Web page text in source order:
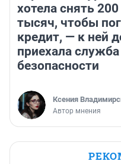
хотела снять 200
тысяч, чтобы
кредит, — к ней
приехала служба
безопасности
Ксения
Автор мнения